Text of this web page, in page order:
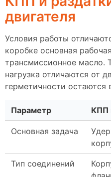
двигателя
Условия работы
коробке основная
трансмиссионное масло.
нагрузка отличаются от
герметичности остаются
Параметр КПП
Основная задача
Тип соединений